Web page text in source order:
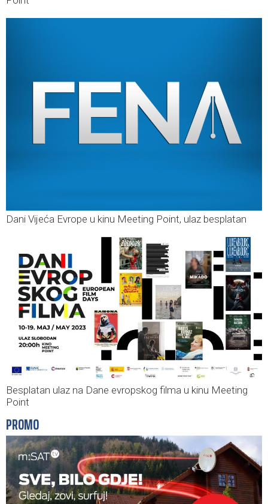
Dani Vijeća Evrope u kinu Meeting Point, ulaz besplatan
Besplatan ulaz na Dane evropskog filma u kinu Meeting
Point
PROMO